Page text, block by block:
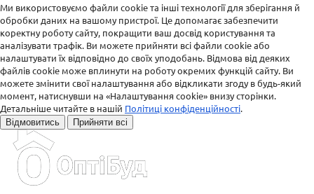
Ми використовуємо файли cookie та інші технології для зберігання й
обробки даних на вашому пристрої. Це допомагає забезпечити
коректну роботу сайту, покращити ваш досвід користування та
аналізувати трафік. Ви можете прийняти всі файли cookie або
налаштувати їх відповідно до своїх уподобань. Відмова від деяких
файлів cookie може вплинути на роботу окремих функцій сайту. Ви
можете змінити свої налаштування або відкликати згоду в будь-який
момент, натиснувши на «Налаштування cookie» внизу сторінки.
Детальніше читайте в нашій Політиці конфіденційності.
Відмовитись Прийняти всі